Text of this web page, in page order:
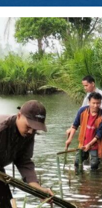
BNPB melihat bahwa
dari komunitas-
meningkatkan
bencana. “Mereka
Baca selengkapnya>>:
for
Local